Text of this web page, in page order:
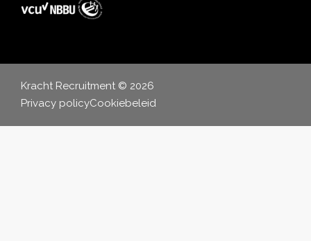
Kracht Recruitment © 2026
Privacy policyCookiebeleid